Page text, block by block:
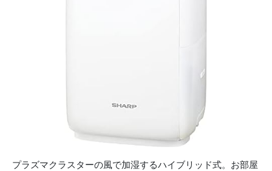
プラズマクラスターの風で加湿するハイブリッド式。お部屋